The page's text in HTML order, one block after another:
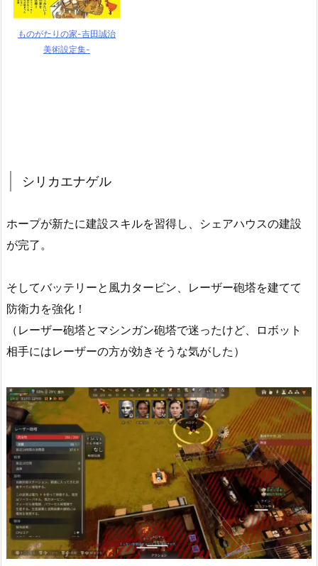
ものがたりの家-吉田誠治
美術設定集-
シリカエナゲル
ホープが新たに建設スキルを習得し、シェアハウスの建設
が完了。
そしてバッテリーと風力タービン、レーザー砲塔を建てて
防衛力を強化！
（レーザー砲塔とマシンガン砲塔で迷ったけど、ロボット
相手にはレーザーの方が効きそうな気がした）